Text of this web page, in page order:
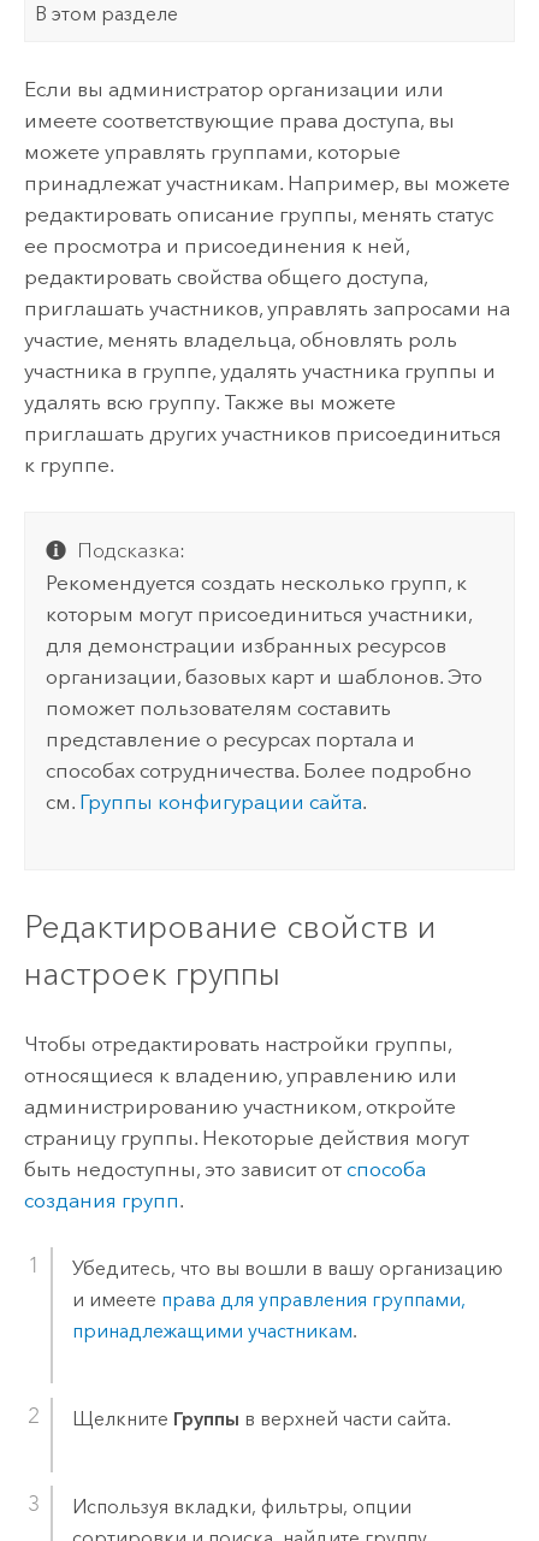
В этом разделе
Если вы администратор организации или
имеете соответствующие права доступа, вы
можете управлять группами, которые
принадлежат участникам. Например, вы можете
редактировать описание группы, менять статус
ее просмотра и присоединения к ней,
редактировать свойства общего доступа,
приглашать участников, управлять запросами на
участие, менять владельца, обновлять роль
участника в группе, удалять участника группы и
удалять всю группу. Также вы можете
приглашать других участников присоединиться
к группе.
Подсказка:
Рекомендуется создать несколько групп, к
которым могут присоединиться участники,
для демонстрации избранных ресурсов
организации, базовых карт и шаблонов. Это
поможет пользователям составить
представление о ресурсах портала и
способах сотрудничества. Более подробно
см. Группы конфигурации сайта.
Редактирование свойств и
настроек группы
Чтобы отредактировать настройки группы,
относящиеся к владению, управлению или
администрированию участником, откройте
страницу группы. Некоторые действия могут
быть недоступны, это зависит от способа
создания групп.
Убедитесь, что вы вошли в вашу организацию
и имеете права для управления группами,
принадлежащими участникам.
Щелкните Группы в верхней части сайта.
Используя вкладки, фильтры, опции